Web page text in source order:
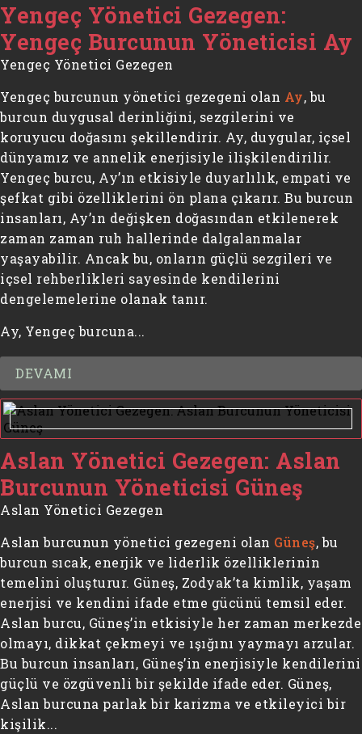
Yengeç Yönetici Gezegen:
Yengeç Burcunun Yöneticisi Ay
Yengeç Yönetici Gezegen
Yengeç burcunun yönetici gezegeni olan Ay, bu
burcun duygusal derinliğini, sezgilerini ve
koruyucu doğasını şekillendirir. Ay, duygular, içsel
dünyamız ve annelik enerjisiyle ilişkilendirilir.
Yengeç burcu, Ay’ın etkisiyle duyarlılık, empati ve
şefkat gibi özelliklerini ön plana çıkarır. Bu burcun
insanları, Ay’ın değişken doğasından etkilenerek
zaman zaman ruh hallerinde dalgalanmalar
yaşayabilir. Ancak bu, onların güçlü sezgileri ve
içsel rehberlikleri sayesinde kendilerini
dengelemelerine olanak tanır.
Ay, Yengeç burcuna...
DEVAMI
Aslan Yönetici Gezegen: Aslan
Burcunun Yöneticisi Güneş
Aslan Yönetici Gezegen
Aslan burcunun yönetici gezegeni olan Güneş, bu
burcun sıcak, enerjik ve liderlik özelliklerinin
temelini oluşturur. Güneş, Zodyak’ta kimlik, yaşam
enerjisi ve kendini ifade etme gücünü temsil eder.
Aslan burcu, Güneş’in etkisiyle her zaman merkezde
olmayı, dikkat çekmeyi ve ışığını yaymayı arzular.
Bu burcun insanları, Güneş’in enerjisiyle kendilerini
güçlü ve özgüvenli bir şekilde ifade eder. Güneş,
Aslan burcuna parlak bir karizma ve etkileyici bir
kişilik...